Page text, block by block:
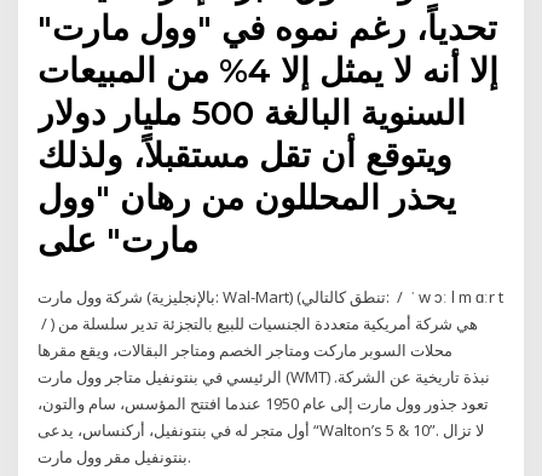
تحدياً، رغم نموه في "وول مارت"
إلا أنه لا يمثل إلا 4% من المبيعات
السنوية البالغة 500 مليار دولار
ويتوقع أن تقل مستقبلاً، ولذلك
يحذر المحللون من رهان "وول
مارت" على
شركة وول مارت (بالإنجليزية: Wal-Mart)‏ (تنطق كالتالي: ‎ / ‏ ˈ w ɔː l m ɑːr t
‎ / ‏) هي شركة أمريكية متعددة الجنسيات للبيع بالتجزئة تدير سلسلة من
محلات السوبر ماركت ومتاجر الخصم ومتاجر البقالات، ويقع مقرها
الرئيسي في بنتونفيل متاجر وول مارت (WMT) نبذة تاريخية عن الشركة.
تعود جذور وول مارت إلى عام 1950 عندما افتتح المؤسس، سام والتون،
أول متجر له في بنتونفيل، أركنساس، يدعى “Walton’s 5 & 10”. لا تزال
بنتونفيل مقر وول مارت.